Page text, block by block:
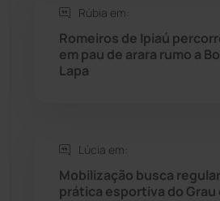
Sítio do Mato
Sudoeste Baiano
Rúbia em:
Romeiros de Ipiaú
em pau de arara rumo a
Lapa
Lúcia em:
Mobilização busca
prática esportiva do Grau